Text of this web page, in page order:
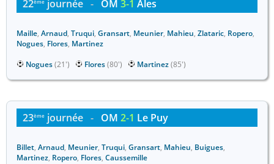
22 journée - OM 3-1 Ales
Maille, Arnaud, Truqui, Gransart, Meunier, Mahieu, Zlataric, Ropero,
Nogues, Flores, Martinez
Nogues(21') Flores(80') Martinez(85')
23ème journée - OM 2-1 Le Puy
Billet, Arnaud, Meunier, Truqui, Gransart, Mahieu, Buigues,
Martinez, Ropero, Flores, Caussemille